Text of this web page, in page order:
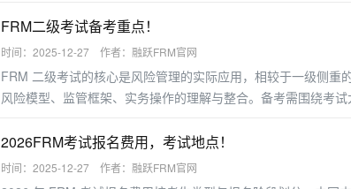
FRM二级考试备考重点！
时间：2025-12-27 作者：融跃FRM官网
FRM 二级考试的核心是风险管理的实际应用，相较于一级侧重
风险模型、监管框架、实务操作的理解与整合。备考需围绕考
2026FRM考试报名费用，考试地点！
时间：2025-12-27 作者：融跃FRM官网